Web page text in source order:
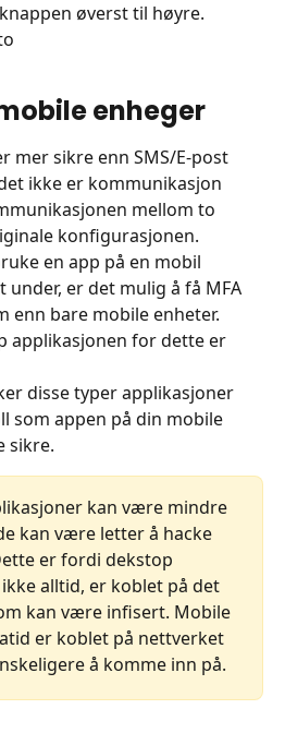
øverst til høyre.
enheger
mer sikre enn SMS/E-post
ikke er kommunikasjon
mellom to
konfigurasjonen.
en app på en mobil
er det mulig å få MFA
enn bare mobile enheter.
applikasjonen for dette er
disse typer applikasjoner
som appen på din mobile
sikre.
kan være mindre
kan være letter å hacke
er fordi dekstop
alltid, er koblet på det
kan være infisert. Mobile
er koblet på nettverket
å komme inn på.